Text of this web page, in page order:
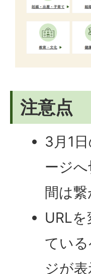
注意点
3月1
ージ
間は
URL
てい
ジが